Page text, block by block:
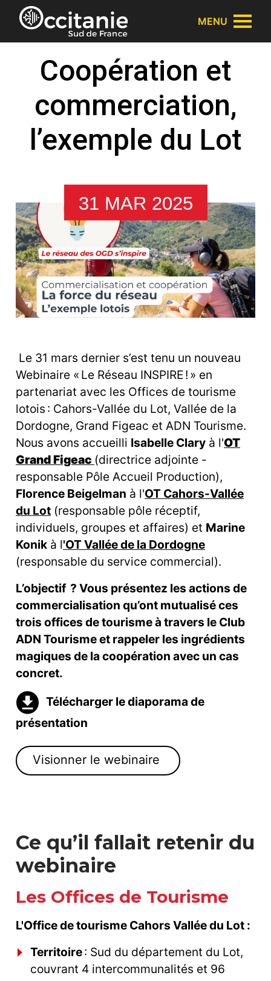
Panneau de gestion des cookies
MENU
Coopération et
commerciation,
l’exemple du Lot
31 MAR 2025
Le 31 mars dernier s’est tenu un nouveau
Webinaire « Le Réseau INSPIRE ! » en
partenariat avec les Offices de tourisme
lotois : Cahors-Vallée du Lot, Vallée de la
Dordogne, Grand Figeac et ADN Tourisme.
Nous avons accueilli Isabelle Clary à l'OT
Grand Figeac (directrice adjointe -
responsable Pôle Accueil Production),
Florence Beigelman à l'OT Cahors-Vallée
du Lot (responsable pôle réceptif,
individuels, groupes et affaires) et Marine
Konik à l'OT Vallée de la Dordogne
(responsable du service commercial).
L’objectif ? Vous présentez les actions de
commercialisation qu’ont mutualisé ces
trois offices de tourisme à travers le Club
ADN Tourisme et rappeler les ingrédients
magiques de la coopération avec un cas
concret.
Télécharger le diaporama de
présentation
Visionner le webinaire
Ce qu’il fallait retenir du
webinaire
Les Offices de Tourisme
L'Office de tourisme Cahors Vallée du Lot :
Territoire: Sud du département du Lot,
couvrant 4 intercommunalités et 96